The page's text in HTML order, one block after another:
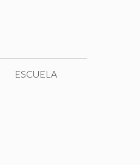
ESCUELA